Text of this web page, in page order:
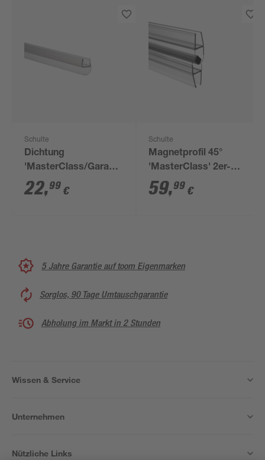
Schulte
Dichtung
'MasterClass/Garant'
gerade transparent 6
mm x 210 cm
22,99 €
Schulte
Magnetprofil 45°
'MasterClass' 2er-
Pack, 200 cm
59,99 €
5 Jahre Garantie auf toom Eigenmarken
Sorglos, 90 Tage Umtauschgarantie
Abholung im Markt in 2 Stunden
Wissen & Service
Unternehmen
Nützliche Links